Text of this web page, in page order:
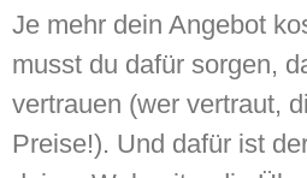
Je mehr dein Angebot
musst du dafür sorgen,
vertrauen (wer vertraut,
Preise!). Und dafür ist